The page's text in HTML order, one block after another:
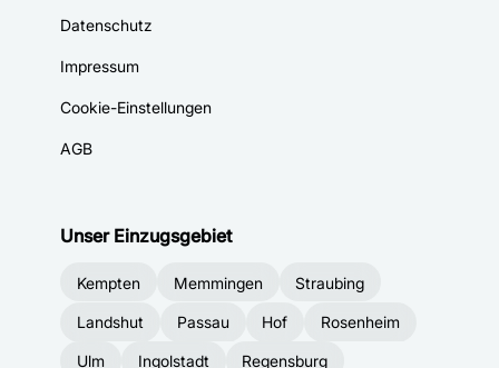
Datenschutz
Impressum
Cookie-Einstellungen
AGB
Unser Einzugsgebiet
Kempten Memmingen Straubing
Landshut Passau Hof Rosenheim
Ulm Ingolstadt Regensburg